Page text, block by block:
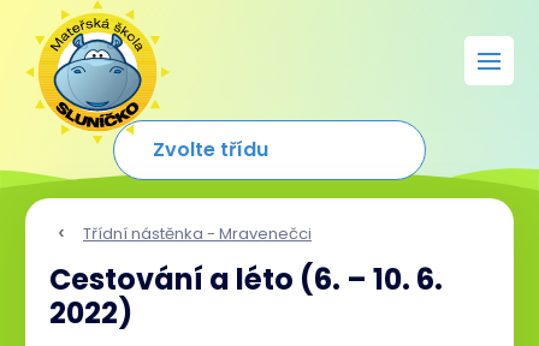
Třídní nástěnka - Mravenečci
Cestování a léto (6. – 10. 6.
2022)